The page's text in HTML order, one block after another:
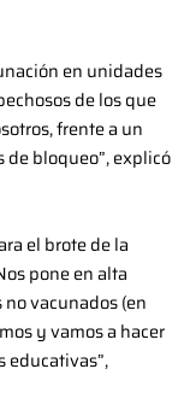
en unidades
de los que
frente a un
de bloqueo”, explicó
el brote de la
pone en alta
vacunados (en
y vamos a hacer
educativas”,